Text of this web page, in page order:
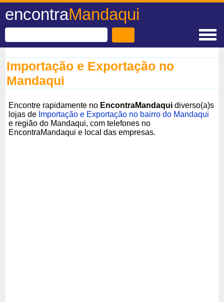
encontraMandaqui
Importação e Exportação no
Mandaqui
Encontre rapidamente no EncontraMandaqui diverso(a)s
lojas de Importação e Exportação no bairro do Mandaqui
e região do Mandaqui, com telefones no
EncontraMandaqui e local das empresas.